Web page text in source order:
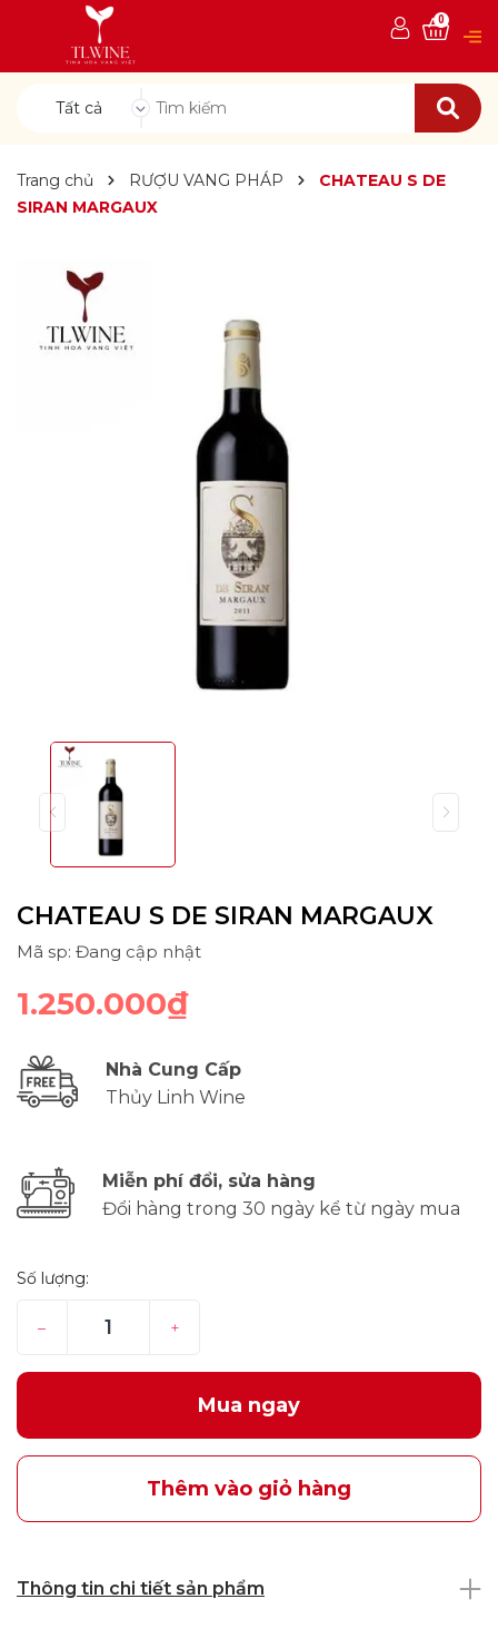
Tất cả
0
Trang chủ RƯỢU VANG PHÁP
CHATEAU S DE
SIRAN MARGAUX
CHATEAU S DE SIRAN MARGAUX
Mã sp: Đang cập nhật
1.250.000₫
Nhà Cung Cấp
Thủy Linh Wine
Miễn phí đổi, sửa hàng
Đổi hàng trong 30 ngày kể từ ngày mua
Số lượng:
– +
Mua ngay
Thêm vào giỏ hàng
Thông tin chi tiết sản phẩm